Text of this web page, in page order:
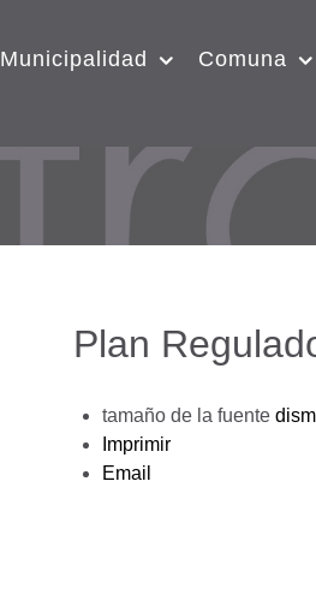
Municipalidad Comuna
Plan
tamaño de la fuente
Imprimir
Email